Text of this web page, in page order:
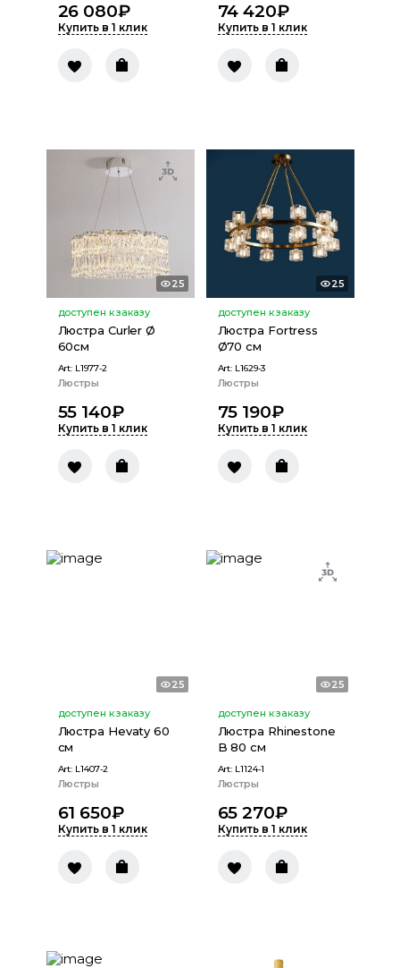
26 080₽
Купить в 1 клик
74 420₽
Купить в 1 клик
25
доступен к заказу
Люстра Curler Ø
60см
Art: L1977-2
Люстры
55 140₽
Купить в 1 клик
25
доступен к заказу
Люстра Fortress
Ø70 см
Art: L1629-3
Люстры
75 190₽
Купить в 1 клик
25
доступен к заказу
Люстра Hevaty 60
см
Art: L1407-2
Люстры
61 650₽
Купить в 1 клик
25
доступен к заказу
Люстра Rhinestone
B 80 см
Art: L1124-1
Люстры
65 270₽
Купить в 1 клик